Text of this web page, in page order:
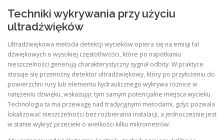
Techniki wykrywania przy użyciu
ultradźwięków
Ultradźwiękowa metoda detekcji wycieków opiera się na emisji fal
dźwiękowych o wysokiej częstotliwości, które po napotkaniu
nieszczelności generują charakterystyczny sygnał odbity. W praktyce
stosuje się przenośny detektor ultradźwiękowy, który po przyłożeniu do
powierzchni rury lub elementu hydraulicznego wykrywa różnice w
natężeniu dźwięku, wskazując tym samym potencjalne miejsca wycieku.
Technologia ta ma przewagę nad tradycyjnymi metodami, gdyż pozwala
lokalizować nieszczelności bez rozbierania instalacji, a jednocześnie jest
w stanie wykryć przecieki o wielkości kilku mikrometrów.